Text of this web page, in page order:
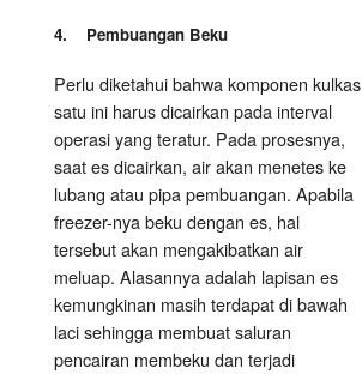
4. Pembuangan Beku
Perlu diketahui bahwa komponen kulkas
satu ini harus dicairkan pada interval
operasi yang teratur. Pada prosesnya,
saat es dicairkan, air akan menetes ke
lubang atau pipa pembuangan. Apabila
freezer-nya beku dengan es, hal
tersebut akan mengakibatkan air
meluap. Alasannya adalah lapisan es
kemungkinan masih terdapat di bawah
laci sehingga membuat saluran
pencairan membeku dan terjadi